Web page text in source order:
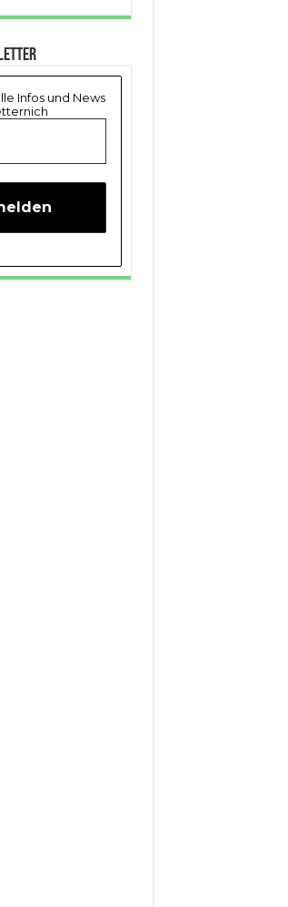
Infos und News